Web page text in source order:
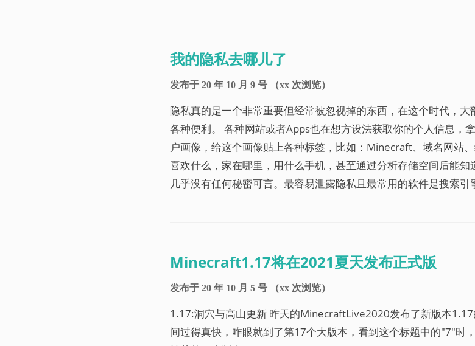
我的隐私去哪儿了
发布于 20 年 10 月 9 号 （xx 次浏览）
隐私真的是一个非常重要但经常被忽视掉的东西，在这个时代，
各种便利。 各种网站或者Apps也在想方设法获取你的个人信息，
户画像，给这个画像贴上各种标签，比如：Minecraft、域名网站
喜欢什么，家在哪里，用什么手机，甚至通过分析存储空间后能
几乎没有任何秘密可言。最容易泄露隐私且最常用的软件是搜索引
Minecraft1.17将在2021夏天发布正式版
发布于 20 年 10 月 5 号 （xx 次浏览）
1.17:洞穴与高山更新 昨天的MinecraftLive2020发布了新版本
间过得真快，咋眼就到了第17个大版本，看到这个标题中的"7"时